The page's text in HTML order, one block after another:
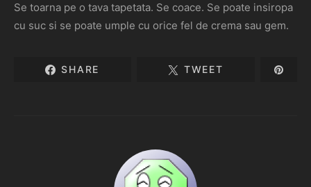
Se toarna pe o tava tapetata. Se coace. Se poate insiropa
cu suc si se poate umple cu orice fel de crema sau gem.
SHARE TWEET